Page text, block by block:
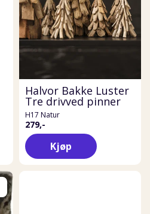
Halvor Bakke Luster
Tre drivved pinner
H17 Natur
279,-
Kjøp